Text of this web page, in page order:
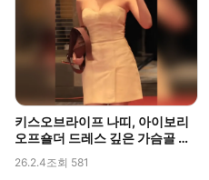
키스오브라이프 나띠, 아이보리
오프숄더 드레스 깊은 가슴골 라
26.2.4조회 581